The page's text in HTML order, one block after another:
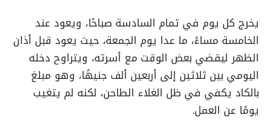
يخرج كل يوم في تمام السادسة صباحًا، ويعود عند
الخامسة مساءً، ما عدا يوم الجمعة، حيث يعود قبل أذان
الظهر ليقضي بعض الوقت مع أسرته، ويتراوح دخله
اليومي بين ثلاثين إلى أربعين ألف جنيهًا، وهو مبلغ
بالكاد يكفي في ظل الغلاء الطاحن، لكنه لم يتغيب
يومًا عن العمل.